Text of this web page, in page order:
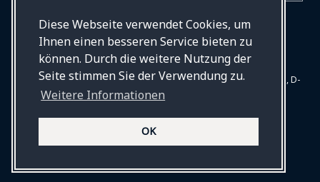
Diese Webseite verwendet Cookies, um
Ihnen einen besseren Service bieten zu
können. Durch die weitere Nutzung der
Seite stimmen Sie der Verwendung zu.
Weitere Informationen
OK
© Drews Bestattungen, Begleiten und Betreuen, Mommsenstr. 31, D-
10629 Berlin. Alle Rechte vorbehalten.
Webdesign und Entwicklung auf Basis vonGRAV© 2026 by